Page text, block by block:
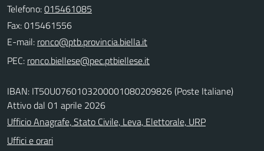
Telefono:015461085
Fax: 015461556
E-mail:
PEC:
IBAN: IT50U0760103200001080209826 (Poste Italiane)
Attivo dal 01 aprile 2026
Ufficio Anagrafe, Stato Civile, Leva, Elettorale, URP
Uffici e orari